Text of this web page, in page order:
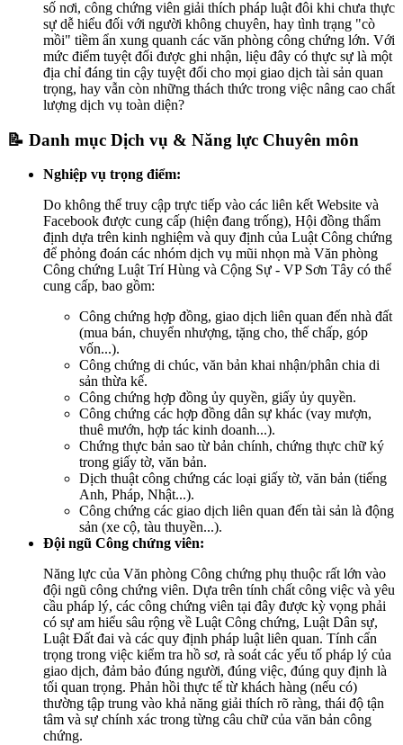
số nơi, công chứng viên giải thích pháp luật đôi khi chưa thực
sự dễ hiểu đối với người không chuyên, hay tình trạng "cò
mồi" tiềm ẩn xung quanh các văn phòng công chứng lớn. Với
mức điểm tuyệt đối được ghi nhận, liệu đây có thực sự là một
địa chỉ đáng tin cậy tuyệt đối cho mọi giao dịch tài sản quan
trọng, hay vẫn còn những thách thức trong việc nâng cao chất
lượng dịch vụ toàn diện?
📝 Danh mục Dịch vụ & Năng lực Chuyên môn
Nghiệp vụ trọng điểm:
Do không thể truy cập trực tiếp vào các liên kết Website và
Facebook được cung cấp (hiện đang trống), Hội đồng thẩm
định dựa trên kinh nghiệm và quy định của Luật Công chứng
để phỏng đoán các nhóm dịch vụ mũi nhọn mà Văn phòng
Công chứng Luật Trí Hùng và Cộng Sự - VP Sơn Tây có thể
cung cấp, bao gồm:
Công chứng hợp đồng, giao dịch liên quan đến nhà đất
(mua bán, chuyển nhượng, tặng cho, thế chấp, góp
vốn...).
Công chứng di chúc, văn bản khai nhận/phân chia di
sản thừa kế.
Công chứng hợp đồng ủy quyền, giấy ủy quyền.
Công chứng các hợp đồng dân sự khác (vay mượn,
thuê mướn, hợp tác kinh doanh...).
Chứng thực bản sao từ bản chính, chứng thực chữ ký
trong giấy tờ, văn bản.
Dịch thuật công chứng các loại giấy tờ, văn bản (tiếng
Anh, Pháp, Nhật...).
Công chứng các giao dịch liên quan đến tài sản là động
sản (xe cộ, tàu thuyền...).
Đội ngũ Công chứng viên:
Năng lực của Văn phòng Công chứng phụ thuộc rất lớn vào
đội ngũ công chứng viên. Dựa trên tính chất công việc và yêu
cầu pháp lý, các công chứng viên tại đây được kỳ vọng phải
có sự am hiểu sâu rộng về Luật Công chứng, Luật Dân sự,
Luật Đất đai và các quy định pháp luật liên quan. Tính cẩn
trọng trong việc kiểm tra hồ sơ, rà soát các yếu tố pháp lý của
giao dịch, đảm bảo đúng người, đúng việc, đúng quy định là
tối quan trọng. Phản hồi thực tế từ khách hàng (nếu có)
thường tập trung vào khả năng giải thích rõ ràng, thái độ tận
tâm và sự chính xác trong từng câu chữ của văn bản công
chứng.